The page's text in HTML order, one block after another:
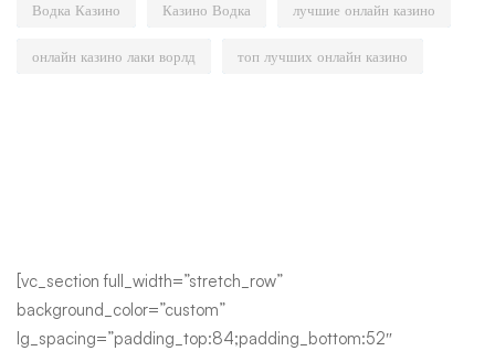
Водка Казино Казино Водка лучшие онлайн казино
онлайн казино лаки ворлд топ лучших онлайн казино
[vc_section full_width=”stretch_row”
background_color=”custom”
lg_spacing=”padding_top:84;padding_bottom:52″